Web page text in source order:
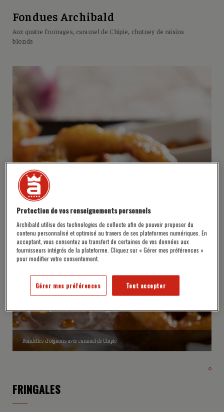
Fondues Archibald
Aux quatre fromages, caramel de Chipie, chutney de raisins
blonds
Rondelles d'oignons avec caramel de Chipie
FRINGALES
Protection de vos renseignements personnels
Archibald utilise des technologies de collecte afin de pouvoir proposer du
contenu personnalisé et optimisé au travers de ses plateformes numériques. En
acceptant, vous consentez au transfert de certaines de vos données aux
fournisseurs intégrés de la plateforme. Cliquez sur « Gérer mes préférences »
pour modifier votre consentement.
Tout accepter
Gérer mes préférences